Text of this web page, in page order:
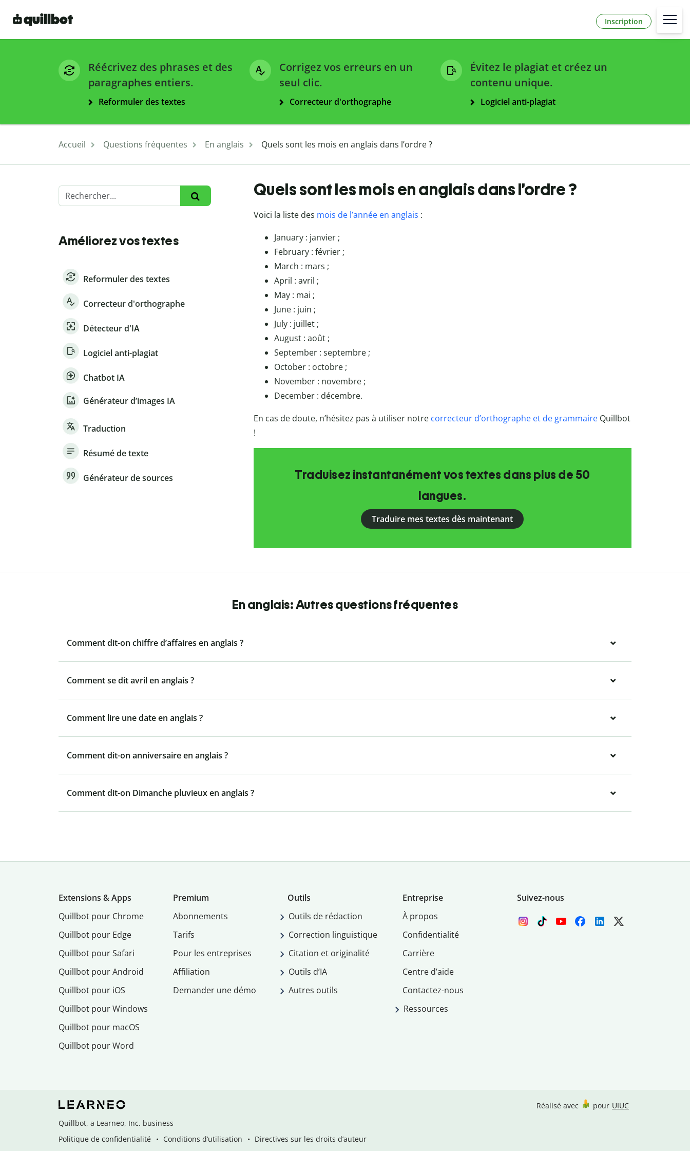
Inscription
Réécrivez des phrases et des
paragraphes entiers.
Reformuler des textes
Corrigez vos erreurs en un
seul clic.
Correcteur d'orthographe
Évitez le plagiat et créez un
contenu unique.
Logiciel anti-plagiat
Accueil Questions fréquentes En anglais Quels sont les mois en anglais dans l’ordre ?
Améliorez vos textes
Reformuler des textes
Correcteur d'orthographe
Détecteur d'IA
Logiciel anti-plagiat
Chatbot IA
Générateur d’images IA
Traduction
Résumé de texte
Générateur de sources
Quels sont les mois en anglais dans l’ordre ?
Voici la liste des mois de l’année en anglais :
January : janvier ;
February : février ;
March : mars ;
April : avril ;
May : mai ;
June : juin ;
July : juillet ;
August : août ;
September : septembre ;
October : octobre ;
November : novembre ;
December : décembre.
En cas de doute, n’hésitez pas à utiliser notrecorrecteur d’orthographe et de grammaire Quillbot
!
Traduisez instantanément vos textes dans plus de 50
langues.
Traduire mes textes dès maintenant
En anglais: Autres questions fréquentes
Comment dit-on chiffre d’affaires en anglais ?
Comment se dit avril en anglais ?
Comment lire une date en anglais ?
Comment dit-on anniversaire en anglais ?
Comment dit-on Dimanche pluvieux en anglais ?
Extensions & Apps
Quillbot pour Chrome
Quillbot pour Edge
Quillbot pour Safari
Quillbot pour Android
Quillbot pour iOS
Quillbot pour Windows
Quillbot pour macOS
Quillbot pour Word
Premium
Abonnements
Tarifs
Pour les entreprises
Affiliation
Demander une démo
Outils
Outils de rédaction
Correction linguistique
Citation et originalité
Outils d’IA
Autres outils
Entreprise
À propos
Confidentialité
Carrière
Centre d’aide
Contactez-nous
Ressources
Suivez-nous
Quillbot, a Learneo, Inc. business
Politique de confidentialité
Conditions d’utilisation
Directives sur les droits d’auteur
Réalisé avec pour UIUC